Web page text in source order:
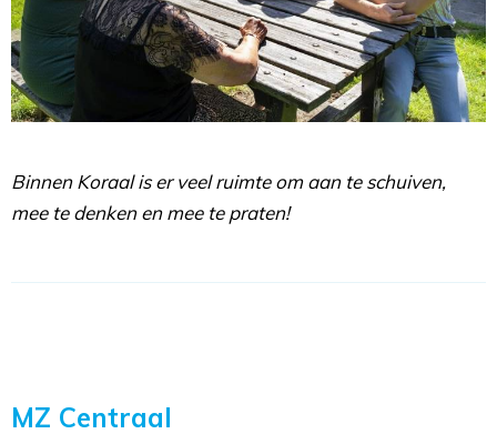
Binnen Koraal is er veel ruimte om aan te schuiven,
mee te denken en mee te praten!
MZ Centraal